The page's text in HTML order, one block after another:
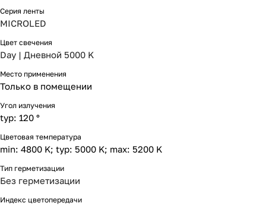
Серия ленты
MICROLED
Цвет свечения
Day | Дневной 5000 K
Место применения
Только в помещении
Угол излучения
typ: 120 °
Цветовая температура
min: 4800 K; typ: 5000 K; max: 5200 K
Тип герметизации
Без герметизации
Индекс цветопередачи